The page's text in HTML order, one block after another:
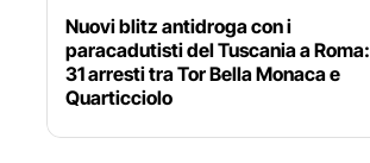
Nuovi blitz antidroga con i
paracadutisti del Tuscania a Roma:
31 arresti tra Tor Bella Monaca e
Quarticciolo